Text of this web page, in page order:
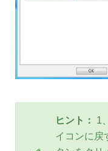
ヒント：
1
イコンに戻